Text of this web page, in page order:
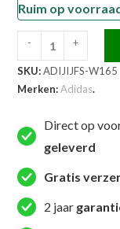
Ruim op
Judopak
-
slimfit
-
(ADIJIJFS-
- +
SKU:ADIJIJFS-W165
Merken:Adidas.
Direct op
geleverd
Gratis
2 jaar